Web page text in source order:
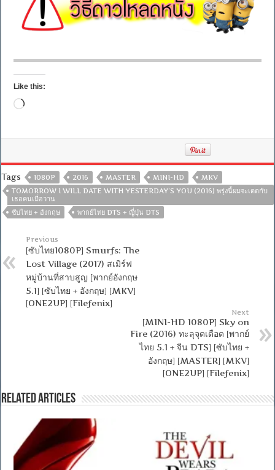
Like this:
Loading…
Tags 1080P 2016 MASTER MINI-HD
MKV
TOMORROW I WILL DATE WITH YESTERDAY’S YOU (2016) พรุ่งนี้ผมจะเดตกับ
เธอคนเมื่อวาน
ซับไทย + อังกฤษ
พากย์ไทย DTS + ญี่ปุ่น DTS
Previous
[ซับไทย1080P] Smurfs: The
Lost Village (2017) สเมิร์ฟ
หมู่บ้านที่สาบสูญ [พากย์อังกฤษ
5.1] [ซับไทย + อังกฤษ] [MKV]
[ONE2UP] [Filefenix]
Next
[MINI-HD 1080P] Sky on
Fire (2016) ทะลุจุดเดือด [พากย์
ไทย 5.1 + จีน DTS] [ซับไทย +
อังกฤษ] [MASTER] [MKV]
[ONE2UP] [Filefenix]
Related Articles